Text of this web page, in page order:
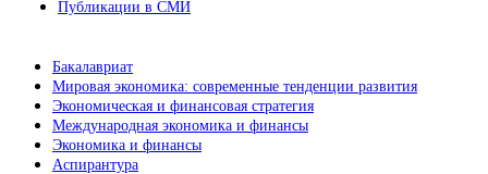
Публикации в СМИ
Бакалавриат
Мировая экономика: современные тенденции развития
Экономическая и финансовая стратегия
Международная экономика и финансы
Экономика и финансы
Аспирантура